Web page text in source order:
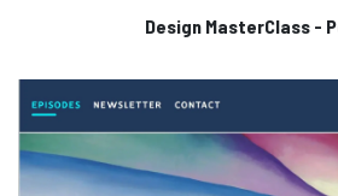
Design MasterClass -